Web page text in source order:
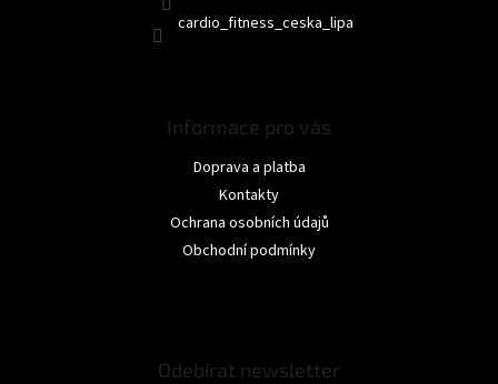
cardio_fitness_ceska_lipa
Informace pro vás
Doprava a platba
Kontakty
Ochrana osobních údajů
Obchodní podmínky
Odebírat newsletter